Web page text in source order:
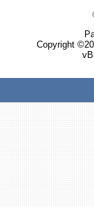
Copyright